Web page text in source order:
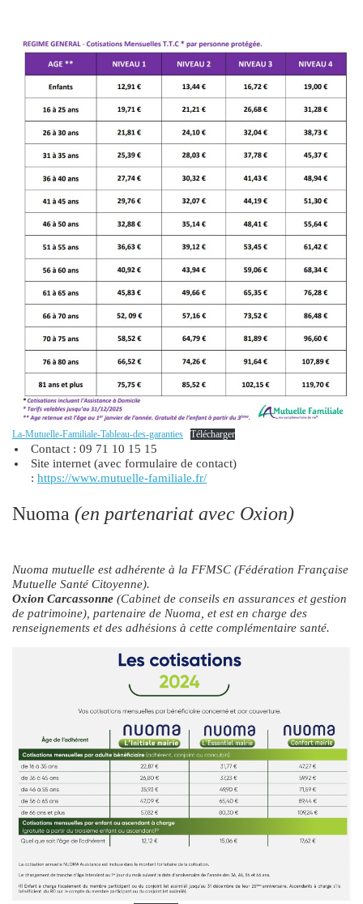
La-Mutuelle-Familiale-Tableau-des-garanties Télécharger
Contact : 09 71 10 15 15
Site internet (avec formulaire de contact)
: https://www.mutuelle-familiale.fr/
Nuoma (en partenariat avec Oxion)
Nuoma mutuelle est adhérente à la FFMSC (Fédération Française
Mutuelle Santé Citoyenne).
Oxion Carcassonne (Cabinet de conseils en assurances et gestion
de patrimoine), partenaire de Nuoma, et est en charge des
renseignements et des adhésions à cette complémentaire santé.